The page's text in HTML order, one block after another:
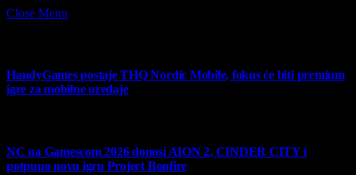
Close Menu
HandyGames postaje THQ Nordic Mobile, fokus će biti premium
igre za mobilne uređaje
NC na Gamescom 2026 donosi AION 2, CINDER CITY i
potpuno novu igru Project Bonfire